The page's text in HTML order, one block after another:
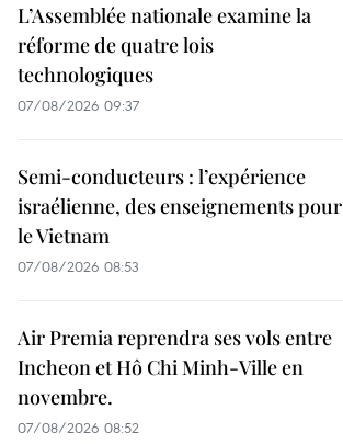
L’Assemblée nationale examine la
réforme de quatre lois
technologiques
07/08/2026 09:37
Semi-conducteurs : l’expérience
israélienne, des enseignements pour
le Vietnam
07/08/2026 08:53
Air Premia reprendra ses vols entre
Incheon et Hô Chi Minh-Ville en
novembre.
07/08/2026 08:52